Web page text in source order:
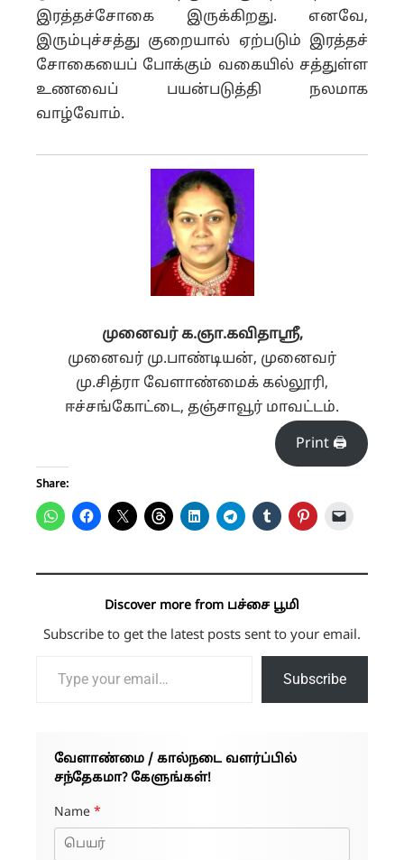
இரத்தச்சோகை இருக்கிறது. எனவே,
இரும்புச்சத்து குறையால் ஏற்படும் இரத்தச்
சோகையைப் போக்கும் வகையில் சத்துள்ள
உணவைப் பயன்படுத்தி நலமாக
வாழ்வோம்.
முனைவர் க.ஞா.கவிதாஸ்ரீ,
முனைவர் மு.பாண்டியன், முனைவர்
மு.சித்ரா வேளாண்மைக் கல்லூரி,
ஈச்சங்கோட்டை, தஞ்சாவூர் மாவட்டம்.
Print 🖨
Share:
Discover more from பச்சை பூமி
Subscribe to get the latest posts sent to your email.
Subscribe
வேளாண்மை / கால்நடை வளர்ப்பில்
சந்தேகமா? கேளுங்கள்!
Name *